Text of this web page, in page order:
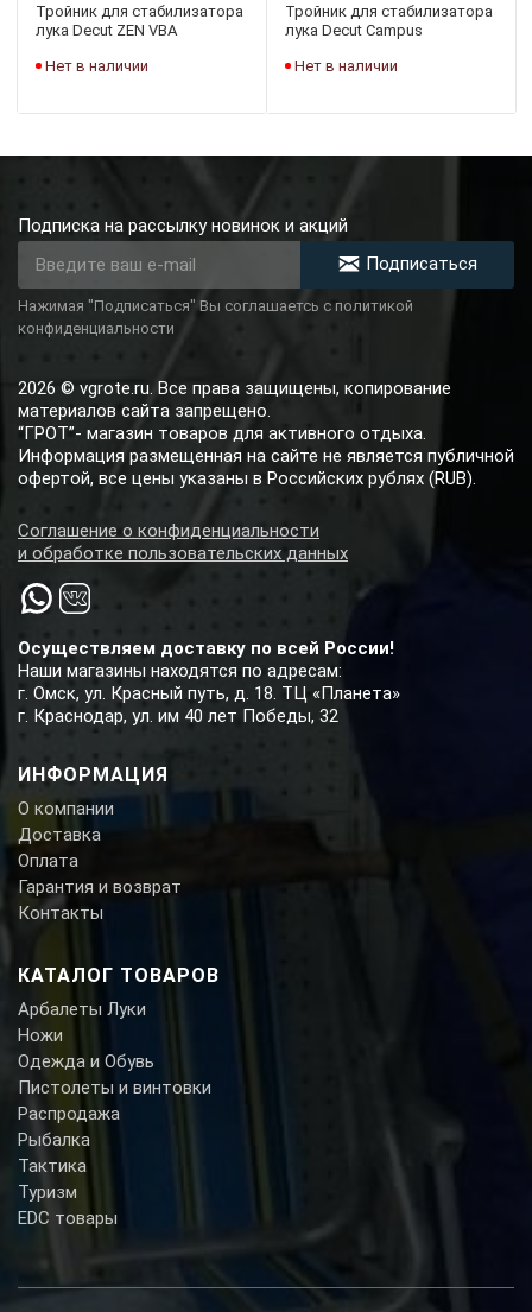
Тройник для стабилизатора
лука Decut ZEN VBA
Нет в наличии
Тройник для стабилизатора
лука Decut Campus
Нет в наличии
Осуществляем доставку по всей России!
Наши магазины находятся по адресам:
г. Омск, ул. Красный путь, д. 18. ТЦ «Планета»
г. Краснодар, ул. им 40 лет Победы, 32
ИНФОРМАЦИЯ
О компании
Доставка
Оплата
Гарантия и возврат
Контакты
КАТАЛОГ ТОВАРОВ
Арбалеты Луки
Ножи
Одежда и Обувь
Пистолеты и винтовки
Распродажа
Рыбалка
Тактика
Туризм
EDC товары
Подписка на рассылку новинок и акций
Подписаться
Нажимая "Подписаться" Вы соглашаетсь с политикой
конфиденциальности
2026 © vgrote.ru. Все права защищены, копирование
материалов сайта запрещено.
“ГРОТ”- магазин товаров для активного отдыха.
Информация размещенная на сайте не является публичной
офертой, все цены указаны в Российских рублях (RUB).
Соглашение о конфиденциальности
и обработке пользовательских данных